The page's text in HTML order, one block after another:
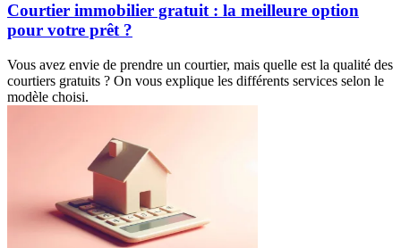
Courtier immobilier gratuit : la meilleure option
pour votre prêt ?
Vous avez envie de prendre un courtier, mais quelle est la qualité des
courtiers gratuits ? On vous explique les différents services selon le
modèle choisi.